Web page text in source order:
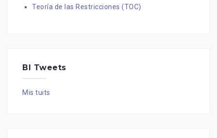
Teoría de las Restricciones (TOC)
BI Tweets
Mis tuits